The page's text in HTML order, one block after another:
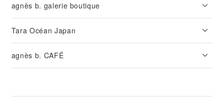
agnès b. galerie boutique
Tara Océan Japan
agnès b. CAFÉ